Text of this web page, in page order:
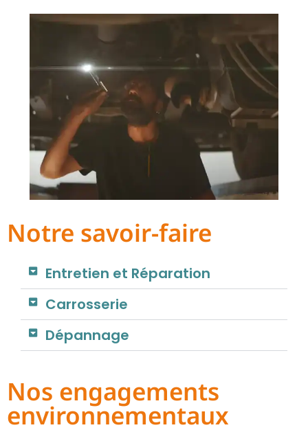
Notre savoir-faire
Entretien et Réparation
Carrosserie
Dépannage
Nos engagements
environnementaux